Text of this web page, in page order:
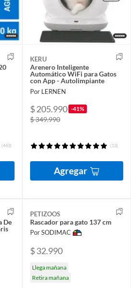
(443)
KERU
Arenero Inteligente
Automático WiFi para Gatos
con App - Autolimpiante
Por LERNEN
$ 205.990 -41%
$ 349.990
(13)
Agregar
De
PETIZOOS
Rascador para gato 137 cm
Por SODIMAC
$ 32.990
Llega mañana
Retira mañana